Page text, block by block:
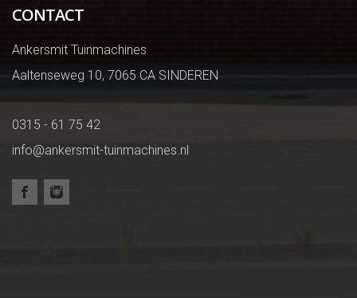
CONTACT
Ankersmit Tuinmachines
Aaltenseweg 10, 7065 CA SINDEREN
0315 - 61 75 42
info@ankersmit-tuinmachines.nl